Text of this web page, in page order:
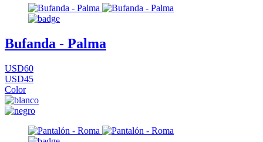
Bufanda - Palma
USD60
USD45
Color